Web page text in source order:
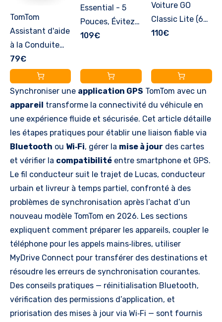
TomTom
Assistant d'aide
à la Conduite
Intelligent Tom
(alertes des
Zones de
Danger, des
Obstacles et
Bouchons sur la
Route, Alerte de
Vitesse,
Compatible
Carplay et
Android Auto,
Europe)
79€
Essential - 5
Pouces, Évitez
des
trafic, mises à
Jour des Cartes
Europe, mises à
Jour Via Wi-FI
(Reconditionné)
109€
Voiture GO
Classic Lite (6
Pouces, Info
Zones de
Danger, Cartes
EU, Mise à Jour
Inclus Via WiFi,
Fixation
Reversible
Intégrée)
110€
Synchroniser une application GPS TomTom avec un
appareil transforme la connectivité du véhicule en
une expérience fluide et sécurisée. Cet article détaille
les étapes pratiques pour établir une liaison fiable via
Bluetooth ou Wi‑Fi, gérer la mise à jour des cartes
et vérifier la compatibilité entre smartphone et GPS.
Le fil conducteur suit le trajet de Lucas, conducteur
urbain et livreur à temps partiel, confronté à des
problèmes de synchronisation après l’achat d’un
nouveau modèle TomTom en 2026. Les sections
expliquent comment préparer les appareils, coupler le
téléphone pour les appels mains‑libres, utiliser
MyDrive Connect pour transférer des destinations et
résoudre les erreurs de synchronisation courantes.
Des conseils pratiques — réinitialisation Bluetooth,
vérification des permissions d’application, et
priorisation des mises à jour via Wi‑Fi — sont fournis